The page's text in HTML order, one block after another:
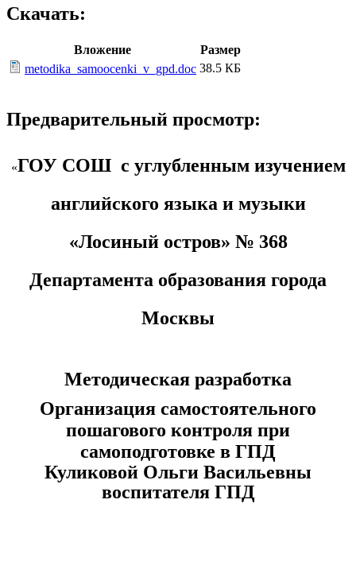
Скачать:
Вложение
Размер
metodika_samoocenki_v_gpd.doc 38.5 КБ
Предварительный просмотр:
«ГОУ СОШ с углубленным изучением
английского языка и музыки
«Лосиный остров» № 368
Департамента образования города
Москвы
Методическая разработка
Организация самостоятельного
пошагового контроля при
самоподготовке в ГПД
Куликовой Ольги Васильевны
воспитателя ГПД